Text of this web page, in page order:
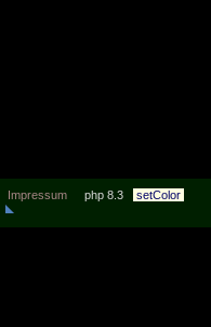
Impressum php 8.3 setColor